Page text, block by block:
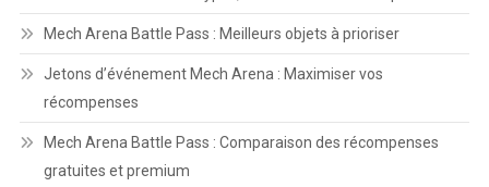
Mech Arena Battle Pass : Meilleurs objets à prioriser
Jetons d’événement Mech Arena : Maximiser vos
récompenses
Mech Arena Battle Pass : Comparaison des récompenses
gratuites et premium